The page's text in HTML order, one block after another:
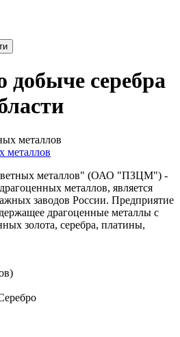
добыче серебра
металлов
металлов" (ОАО "ПЗЦМ") -
металлов, является
заводов России. Предприятие
драгоценные металлы с
золота, серебра, платины,